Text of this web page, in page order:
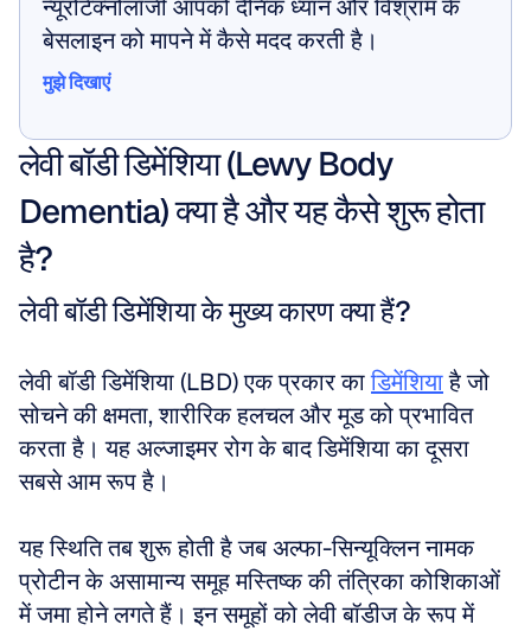
न्यूरोटेक्नोलॉजी आपको दैनिक ध्यान और विश्राम के
बेसलाइन को मापने में कैसे मदद करती है।
मुझे दिखाएं
लेवी बॉडी डिमेंशिया (Lewy Body
Dementia) क्या है और यह कैसे शुरू होता
है?
लेवी बॉडी डिमेंशिया के मुख्य कारण क्या हैं?
लेवी बॉडी डिमेंशिया (LBD) एक प्रकार का डिमेंशिया है जो
सोचने की क्षमता, शारीरिक हलचल और मूड को प्रभावित
करता है। यह अल्जाइमर रोग के बाद डिमेंशिया का दूसरा
सबसे आम रूप है।
यह स्थिति तब शुरू होती है जब अल्फा-सिन्यूक्लिन नामक
प्रोटीन के असामान्य समूह मस्तिष्क की तंत्रिका कोशिकाओं
में जमा होने लगते हैं। इन समूहों को लेवी बॉडीज के रूप में